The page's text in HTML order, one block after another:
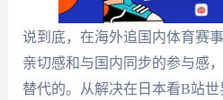
说到底，在海外追国内体育赛
亲切感和与国内同步的参与感
替代的。从解决在日本看B站